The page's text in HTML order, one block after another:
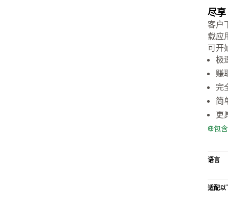
尽
客户
载应
可开
极
赚
完
简
更
包
语言
适配以